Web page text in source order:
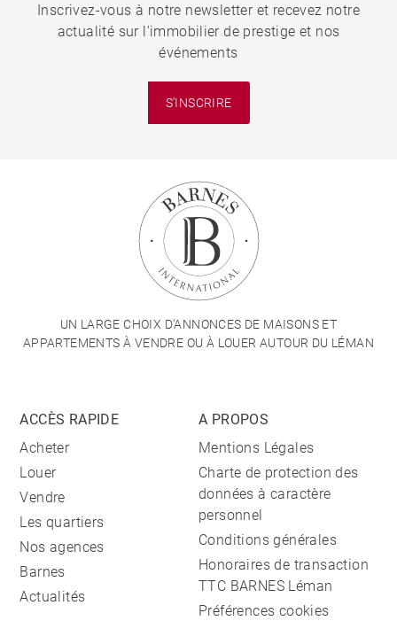
Inscrivez-vous à notre newsletter et recevez notre
actualité sur l'immobilier de prestige et nos
événements
S'INSCRIRE
UN LARGE CHOIX D'ANNONCES DE MAISONS ET
APPARTEMENTS À VENDRE OU À LOUER AUTOUR DU LÉMAN
ACCÈS RAPIDE
Acheter
Louer
Vendre
Les quartiers
Nos agences
Barnes
Actualités
A PROPOS
Mentions Légales
Charte de protection des
données à caractère
personnel
Conditions générales
Honoraires de transaction
TTC BARNES Léman
Préférences cookies